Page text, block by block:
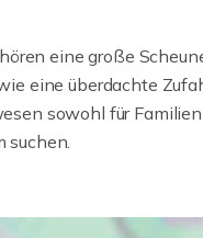
eine große
eine überdachte
sowohl für
suchen.